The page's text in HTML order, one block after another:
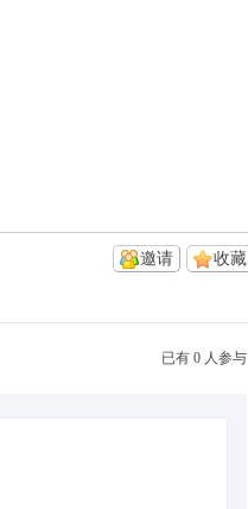
收藏
邀请
已有 0 人参与